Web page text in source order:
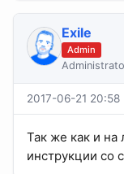
Exile
Admin
2017-06-21 20:58
Так же как и на
инструкции со